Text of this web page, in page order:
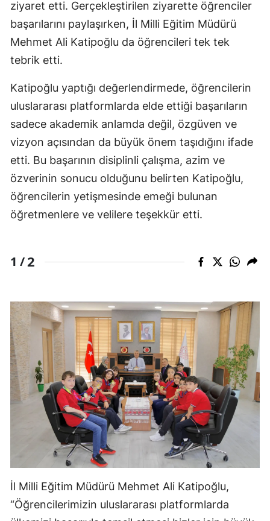
ziyaret etti. Gerçekleştirilen ziyarette öğrenciler
başarılarını paylaşırken, İl Milli Eğitim Müdürü
Mehmet Ali Katipoğlu da öğrencileri tek tek
tebrik etti.
Katipoğlu yaptığı değerlendirmede, öğrencilerin
uluslararası platformlarda elde ettiği başarıların
sadece akademik anlamda değil, özgüven ve
vizyon açısından da büyük önem taşıdığını ifade
etti. Bu başarının disiplinli çalışma, azim ve
özverinin sonucu olduğunu belirten Katipoğlu,
öğrencilerin yetişmesinde emeği bulunan
öğretmenlere ve velilere teşekkür etti.
1 /2
İl Milli Eğitim Müdürü Mehmet Ali Katipoğlu,
“Öğrencilerimizin uluslararası platformlarda